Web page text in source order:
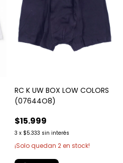
RC K UW BOX LOW COLORS
(07644O8)
$15.999
3 x $5.333 sin interés
¡Solo quedan 2en stock!